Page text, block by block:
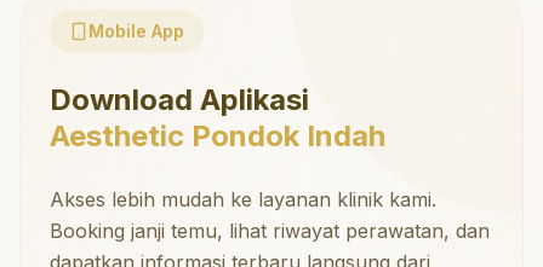
Mobile App
Download Aplikasi
Aesthetic Pondok Indah
Akses lebih mudah ke layanan klinik kami.
Booking janji temu, lihat riwayat perawatan, dan
dapatkan informasi terbaru langsung dari